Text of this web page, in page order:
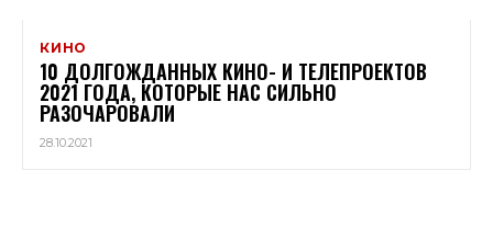
КИНО
10 ДОЛГОЖДАННЫХ КИНО- И ТЕЛЕПРОЕКТОВ
2021 ГОДА, КОТОРЫЕ НАС СИЛЬНО
РАЗОЧАРОВАЛИ
28.10.2021